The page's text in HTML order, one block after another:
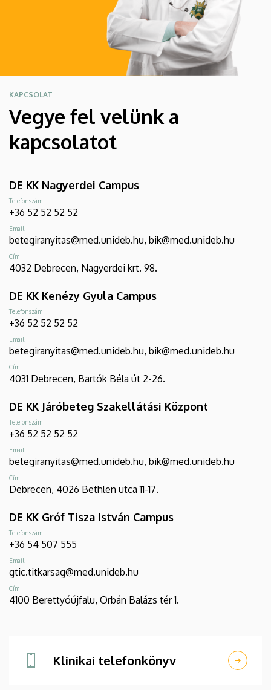
KAPCSOLAT
Vegye fel velünk a
kapcsolatot
DE KK Nagyerdei Campus
Telefonszám
+36 52 52 52 52
Email
betegiranyitas@med.unideb.hu, bik@med.unideb.hu
Cím
4032 Debrecen, Nagyerdei krt. 98.
DE KK Kenézy Gyula Campus
Telefonszám
+36 52 52 52 52
Email
betegiranyitas@med.unideb.hu, bik@med.unideb.hu
Cím
4031 Debrecen, Bartók Béla út 2-26.
DE KK Járóbeteg Szakellátási Központ
Telefonszám
+36 52 52 52 52
Email
betegiranyitas@med.unideb.hu, bik@med.unideb.hu
Cím
Debrecen, 4026 Bethlen utca 11-17.
DE KK Gróf Tisza István Campus
Telefonszám
+36 54 507 555
Email
gtic.titkarsag@med.unideb.hu
Cím
4100 Berettyóújfalu, Orbán Balázs tér 1.
Klinikai telefonkönyv